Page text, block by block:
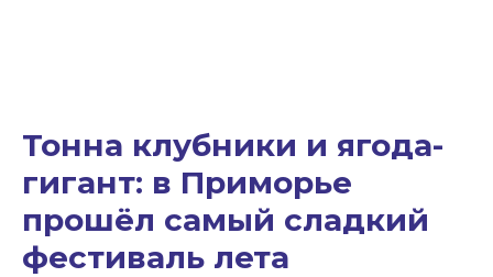
Тонна клубники и ягода-
гигант: в Приморье
прошёл самый сладкий
фестиваль лета